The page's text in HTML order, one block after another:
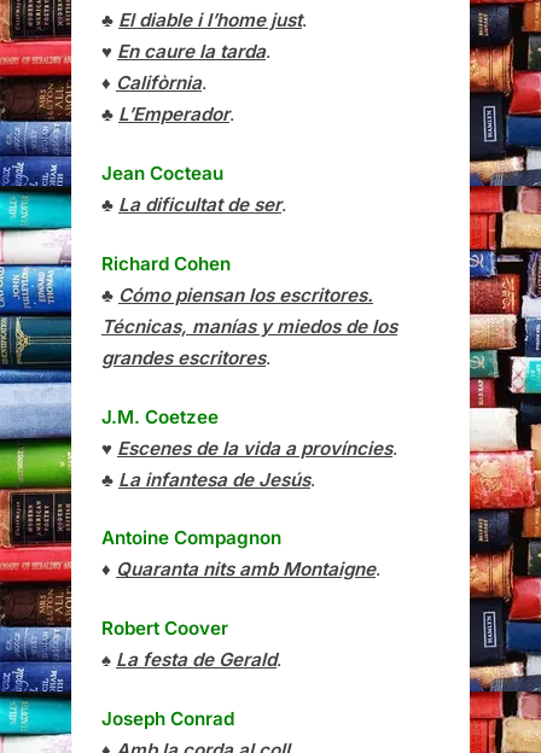
♣ El diable i l’home just.
♥ En caure la tarda.
♦ Califòrnia.
♣ L’Emperador.
Jean Cocteau
♣ La dificultat de ser.
Richard Cohen
♣ Cómo piensan los escritores.
Técnicas, manías y miedos de los
grandes escritores.
J.M. Coetzee
♥ Escenes de la vida a províncies.
♣ La infantesa de Jesús.
Antoine Compagnon
♦ Quaranta nits amb Montaigne.
Robert Coover
♠ La festa de Gerald.
Joseph Conrad